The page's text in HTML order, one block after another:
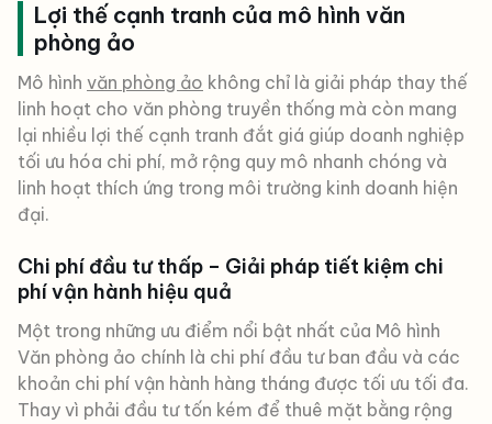
Lợi thế cạnh tranh của mô hình văn
phòng ảo
Mô hình văn phòng ảo không chỉ là giải pháp thay thế
linh hoạt cho văn phòng truyền thống mà còn mang
lại nhiều lợi thế cạnh tranh đắt giá giúp doanh nghiệp
tối ưu hóa chi phí, mở rộng quy mô nhanh chóng và
linh hoạt thích ứng trong môi trường kinh doanh hiện
đại.
Chi phí đầu tư thấp – Giải pháp tiết kiệm chi
phí vận hành hiệu quả
Một trong những ưu điểm nổi bật nhất của Mô hình
Văn phòng ảo chính là chi phí đầu tư ban đầu và các
khoản chi phí vận hành hàng tháng được tối ưu tối đa.
Thay vì phải đầu tư tốn kém để thuê mặt bằng rộng